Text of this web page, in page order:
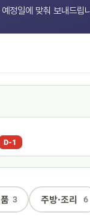
정일에 맞춰 보내드립
D-1
3 주방·조리 6